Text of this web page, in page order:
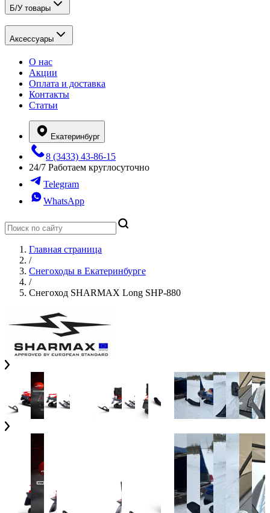
Б/У товары
Аксессуары
О нас
Акции
Оплата и доставка
Контакты
Статьи
Екатеринбург
8 (3433) 43-86-15
24/7 Работаем круглосуточно
Telegram
WhatsApp
Главная страница
/
Снегоходы в Екатеринбурге
/
Снегоход SHARMAX Long SHP-880